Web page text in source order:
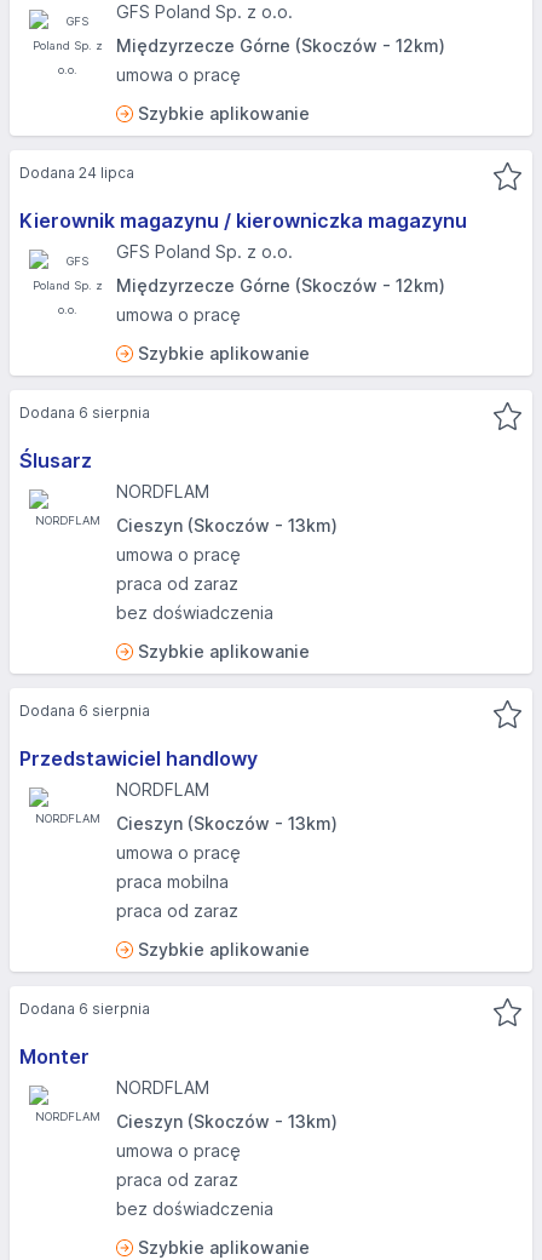
GFS Poland Sp. z o.o.
Międzyrzecze Górne (Skoczów - 12km)
umowa o pracę
Szybkie aplikowanie
Kierownik magazynu / kierowniczka magazynu
GFS Poland Sp. z o.o.
Międzyrzecze Górne (Skoczów - 12km)
umowa o pracę
Szybkie aplikowanie
Dodana 24 lipca
Ślusarz
NORDFLAM
Cieszyn (Skoczów - 13km)
umowa o pracę
praca od zaraz
bez doświadczenia
Szybkie aplikowanie
Dodana 6 sierpnia
Przedstawiciel handlowy
NORDFLAM
Cieszyn (Skoczów - 13km)
umowa o pracę
praca mobilna
praca od zaraz
Szybkie aplikowanie
Dodana 6 sierpnia
Monter
NORDFLAM
Cieszyn (Skoczów - 13km)
umowa o pracę
praca od zaraz
bez doświadczenia
Szybkie aplikowanie
Dodana 6 sierpnia